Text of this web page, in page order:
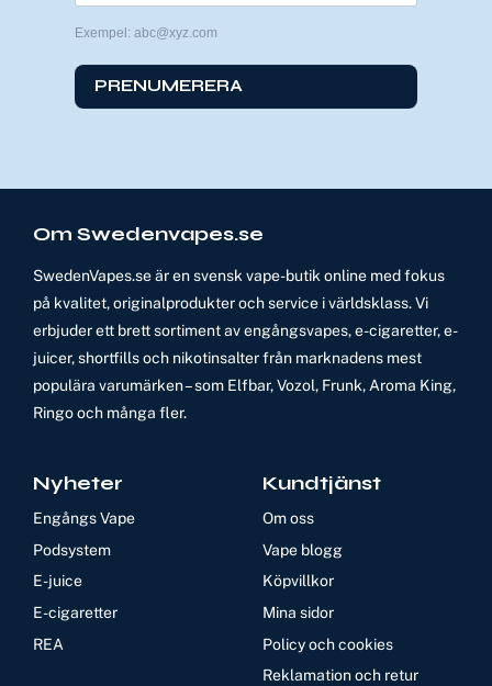
Exempel: abc@xyz.com
PRENUMERERA
Om Swedenvapes.se
SwedenVapes.se är en svensk vape-butik online med fokus
på kvalitet, originalprodukter och service i världsklass. Vi
erbjuder ett brett sortiment av engångsvapes, e-cigaretter, e-
juicer, shortfills och nikotinsalter från marknadens mest
populära varumärken – som Elfbar, Vozol, Frunk, Aroma King,
Ringo och många fler.
Nyheter
Engångs Vape
Podsystem
E-juice
E-cigaretter
REA
Kundtjänst
Om oss
Vape blogg
Köpvillkor
Mina sidor
Policy och cookies
Reklamation och retur